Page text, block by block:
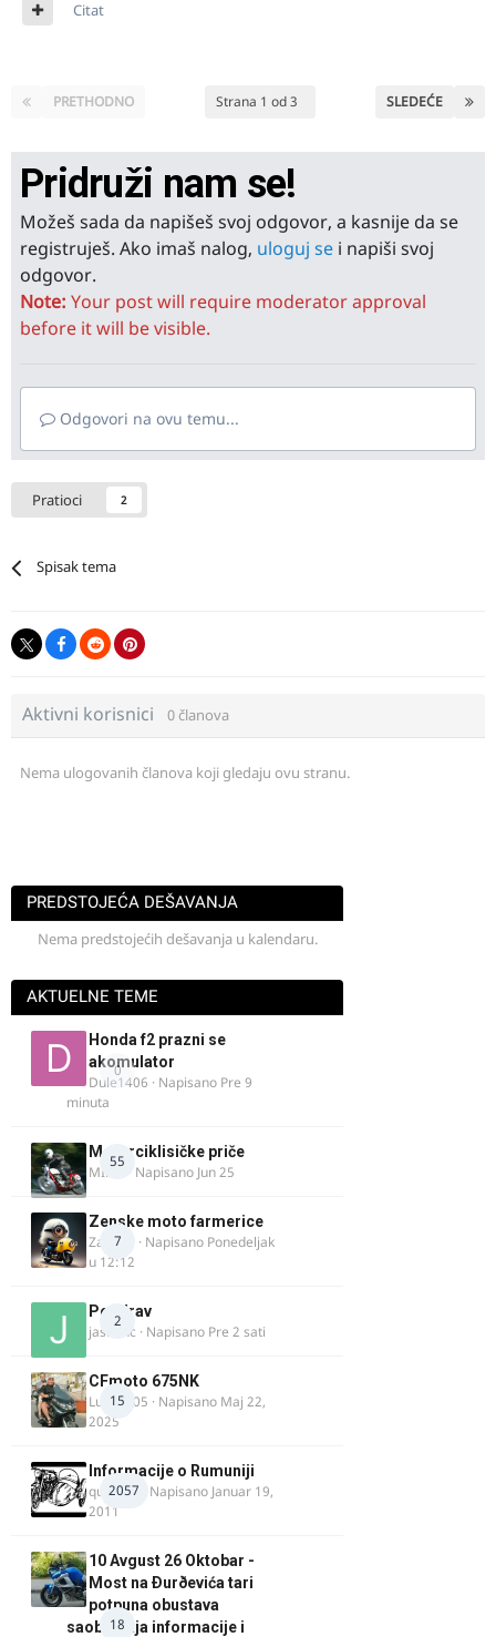
Citat
PRETHODNO SLEDEĆE
Strana 1 od 3
Pridruži nam se!
Možeš sada da napišeš svoj odgovor, a kasnije da se
registruješ. Ako imaš nalog, uloguj se i napiši svoj
odgovor.
Note: Your post will require moderator approval
before it will be visible.
Odgovori na ovu temu...
Pratioci 2
Spisak tema
Aktivni korisnici 0 članova
Nema ulogovanih članova koji gledaju ovu stranu.
PREDSTOJEĆA DEŠAVANJA
Nema predstojećih dešavanja u kalendaru.
AKTUELNE TEME
0
Honda f2 prazni se
akomulator
Dule1406 · Napisano Pre 9
minuta
55
Motorciklisičke priče
MIHO · Napisano Jun 25
7
Zenske moto farmerice
Zarkela · Napisano Ponedeljak
u 12:12
2
Pozdrav
jasminc · Napisano Pre 2 sati
15
CFmoto 675NK
Luka9905 · Napisano Maj 22,
2025
2057
Informacije o Rumuniji
quasaar · Napisano Januar 19,
2011
18
10 Avgust 26 Oktobar -
Most na Ðurðevića tari
potpuna obustava
saobraćaja informacije i